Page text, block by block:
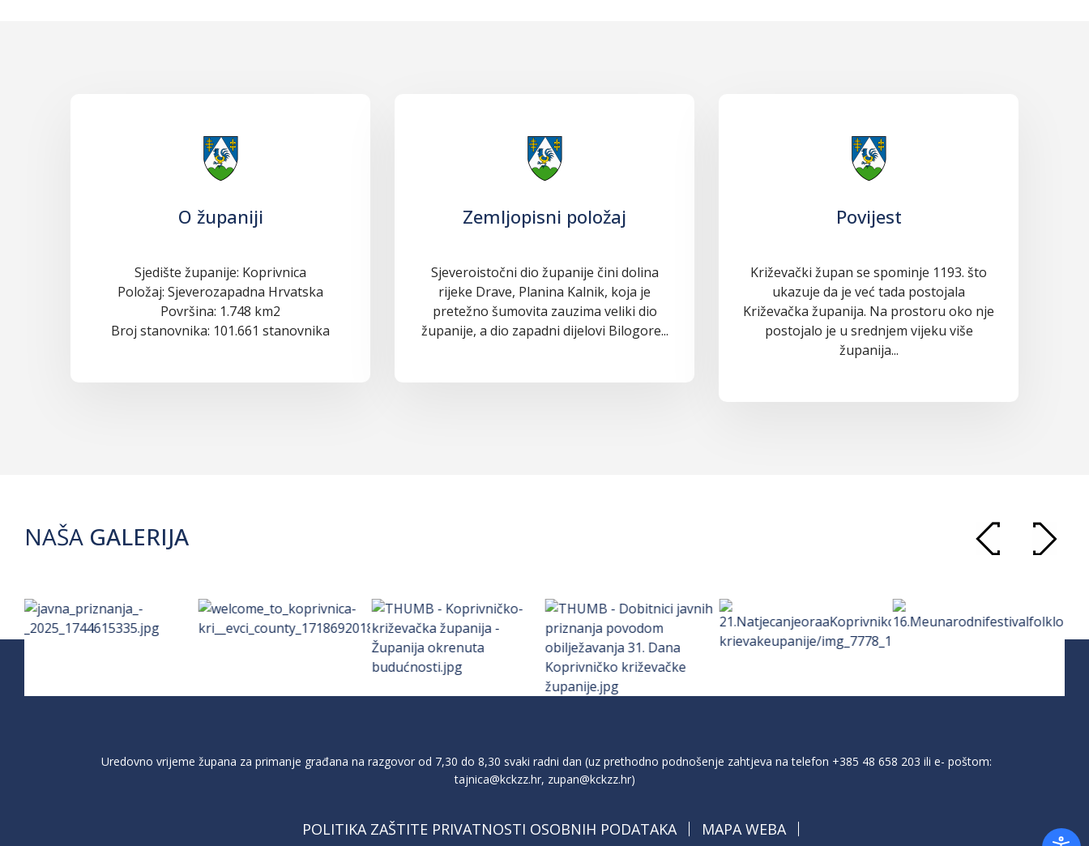
O županiji
Sjedište županije: Koprivnica
Položaj: Sjeverozapadna Hrvatska
Površina: 1.748 km2
Broj stanovnika: 101.661 stanovnika
Zemljopisni položaj
Sjeveroistočni dio županije čini dolina
rijeke Drave, Planina Kalnik, koja je
pretežno šumovita zauzima veliki dio
županije, a dio zapadni dijelovi Bilogore...
Povijest
Križevački župan se spominje 1193. što
ukazuje da je već tada postojala
Križevačka županija. Na prostoru oko nje
postojalo je u srednjem vijeku više
županija...
NAŠA GALERIJA
Uredovno vrijeme župana za primanje građana na razgovor od 7,30 do 8,30 svaki radni dan (uz prethodno podnošenje zahtjeva na telefon +385 48 658 203 ili e- poštom:
tajnica@kckzz.hr, zupan@kckzz.hr)
POLITIKA ZAŠTITE PRIVATNOSTI OSOBNIH PODATAKA MAPA WEBA